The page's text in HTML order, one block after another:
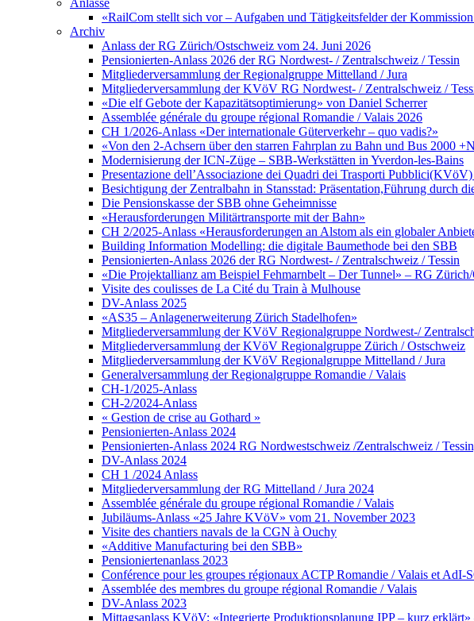
Anlässe
«RailCom stellt sich vor – Aufgaben und Tätigkeitsfelder der
Archiv
Anlass der RG Zürich/Ostschweiz vom 24. Juni 2026
Pensionierten-Anlass 2026 der RG Nordwest- / Zentralschweiz / Tessin
Mitgliederversammlung der Regionalgruppe Mittelland / Jura
Mitgliederversammlung der KVöV RG Nordwest- / Zentralschweiz /
«Die elf Gebote der Kapazitätsoptimierung» von Daniel Scherrer
Assemblée générale du groupe régional Romandie / Valais 2026
CH 1/2026-Anlass «Der internationale Güterverkehr – quo vadis?»
«Von den 2-Achsern über den starren Fahrplan zu Bahn und Bus 2000
Modernisierung der ICN-Züge – SBB-Werkstätten in Yverdon-les-Bains
Presentazione dell’Associazione dei Quadri dei Trasporti
Besichtigung der Zentralbahn in Stansstad: Präsentation,Führung durch
Die Pensionskasse der SBB ohne Geheimnisse
«Herausforderungen Militärtransporte mit der Bahn»
CH 2/2025-Anlass «Herausforderungen an Alstom als ein globaler
Building Information Modelling: die digitale Baumethode bei den SBB
Pensionierten-Anlass 2026 der RG Nordwest- / Zentralschweiz / Tessin
«Die Projektallianz am Beispiel Fehmarnbelt – Der Tunnel» – RG
Visite des coulisses de La Cité du Train à Mulhouse
DV-Anlass 2025
«AS35 – Anlagenerweiterung Zürich Stadelhofen»
Mitgliederversammlung der KVöV Regionalgruppe Nordwest-/
Mitgliederversammlung der KVöV Regionalgruppe Zürich / Ostschweiz
Mitgliederversammlung der KVöV Regionalgruppe Mittelland / Jura
Generalversammlung der Regionalgruppe Romandie / Valais
CH-1/2025-Anlass
CH-2/2024-Anlass
« Gestion de crise au Gothard »
Pensionierten-Anlass 2024
Pensionierten-Anlass 2024 RG Nordwestschweiz /Zentralschweiz /
DV-Anlass 2024
CH 1 /2024 Anlass
Mitgliederversammlung der RG Mittelland / Jura 2024
Assemblée générale du groupe régional Romandie / Valais
Jubiläums-Anlass «25 Jahre KVöV» vom 21. November 2023
Visite des chantiers navals de la CGN à Ouchy
«Additive Manufacturing bei den SBB»
Pensioniertenanlass 2023
Conférence pour les groupes régionaux ACTP Romandie / Valais et AdI-
Assemblée des membres du groupe régional Romandie / Valais
DV-Anlass 2023
Mittagsanlass KVöV: «Integrierte Produktionsplanung IPP – kurz